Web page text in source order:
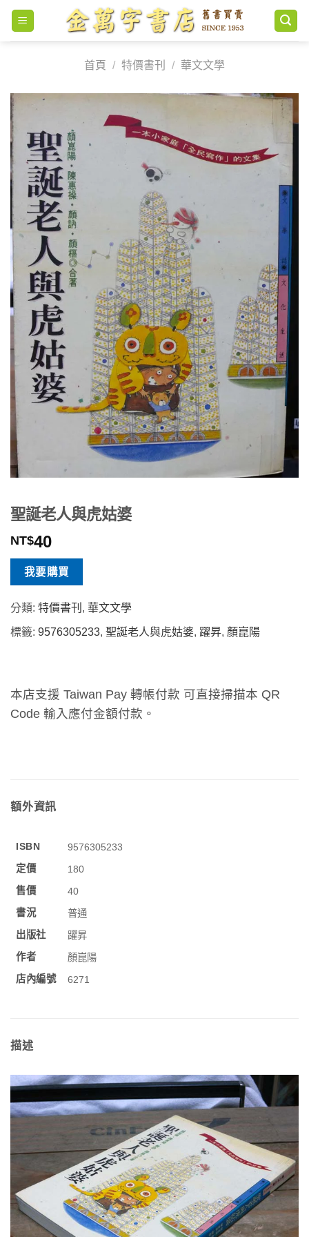
Skip
content
首頁
/ 特價書刊 / 華文文學
聖誕老人與虎姑婆
NT$40
我要購買
分類: 特價書刊 , 華文文學
標籤: 9576305233, 聖誕老人與虎姑婆, 躍昇, 顏崑陽
本店支援 Taiwan Pay 轉帳付款 可直接掃描本 QR
Code 輸入應付金額付款。
額外資訊
ISBN
9576305233
定價
180
售價
40
書況
普通
出版社
躍昇
作者
顏崑陽
店內編號
6271
描述